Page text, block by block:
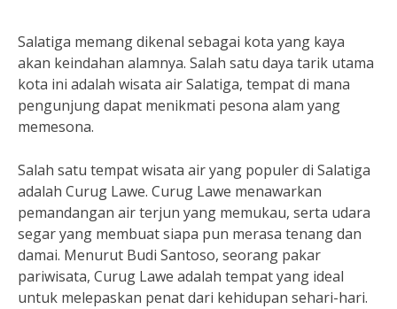
Salatiga memang dikenal sebagai kota yang kaya
akan keindahan alamnya. Salah satu daya tarik utama
kota ini adalah wisata air Salatiga, tempat di mana
pengunjung dapat menikmati pesona alam yang
memesona.
Salah satu tempat wisata air yang populer di Salatiga
adalah Curug Lawe. Curug Lawe menawarkan
pemandangan air terjun yang memukau, serta udara
segar yang membuat siapa pun merasa tenang dan
damai. Menurut Budi Santoso, seorang pakar
pariwisata, Curug Lawe adalah tempat yang ideal
untuk melepaskan penat dari kehidupan sehari-hari.